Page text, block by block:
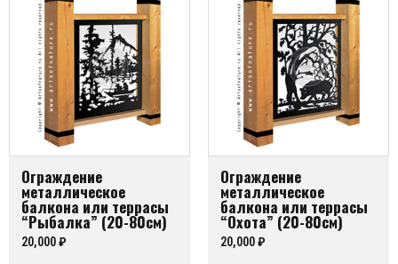
Ограждение
металлическое
балкона или террасы
“Рыбалка” (20-80см)
20,000₽
Ограждение
металлическое
балкона или террасы
“Охота” (20-80см)
20,000₽